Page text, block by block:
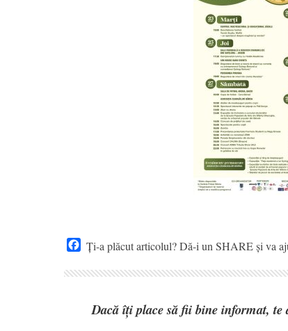
Facebook
Ți-a plăcut articolul? Dă-i un SHARE și va
Dacă îți place să fii bine informat, te